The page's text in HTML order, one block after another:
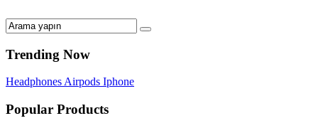
Trending Now
HeadphonesAirpods Iphone
Popular Products